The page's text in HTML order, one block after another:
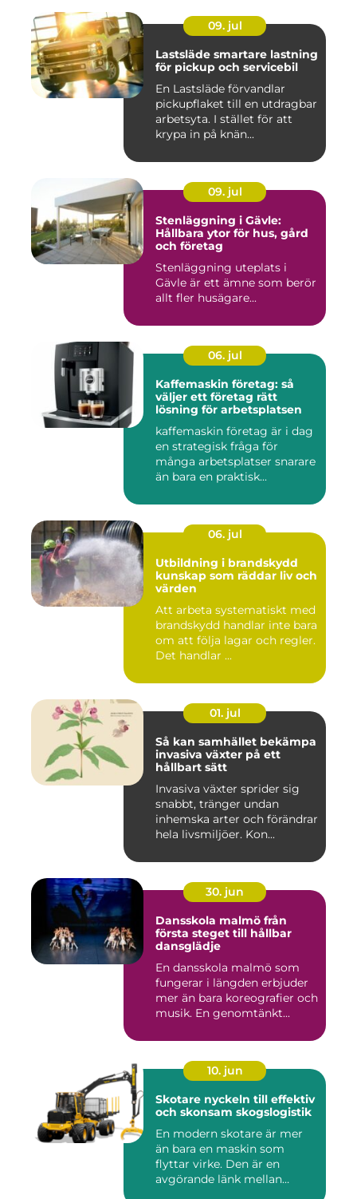
09. jul
Lastsläde smartare lastning
för pickup och servicebil
En Lastsläde förvandlar
pickupflaket till en utdragbar
arbetsyta. I stället för att
krypa in på knän...
09. jul
Stenläggning i Gävle:
Hållbara ytor för hus, gård
och företag
Stenläggning uteplats i
Gävle är ett ämne som berör
allt fler husägare...
06. jul
Kaffemaskin företag: så
väljer ett företag rätt
lösning för arbetsplatsen
kaffemaskin företag är i dag
en strategisk fråga för
många arbetsplatser snarare
än bara en praktisk...
06. jul
Utbildning i brandskydd
kunskap som räddar liv och
värden
Att arbeta systematiskt med
brandskydd handlar inte bara
om att följa lagar och regler.
Det handlar ...
01. jul
Så kan samhället bekämpa
invasiva växter på ett
hållbart sätt
Invasiva växter sprider sig
snabbt, tränger undan
inhemska arter och förändrar
hela livsmiljöer. Kon...
30. jun
Dansskola malmö från
första steget till hållbar
dansglädje
En dansskola malmö som
fungerar i längden erbjuder
mer än bara koreografier och
musik. En genomtänkt...
10. jun
Skotare nyckeln till effektiv
och skonsam skogslogistik
En modern skotare är mer
än bara en maskin som
flyttar virke. Den är en
avgörande länk mellan